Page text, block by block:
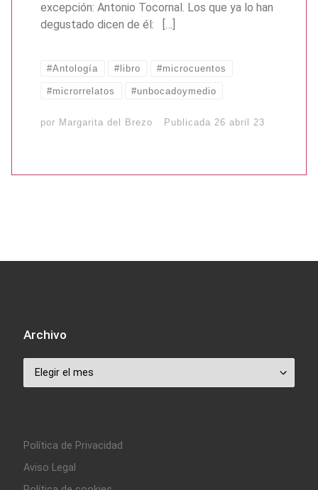
excepción: Antonio Tocornal. Los que ya lo han
degustado dicen de él: […]
#Antología #libro #microcuentos
#microrrelatos #unbocadoymedio
por Margarita del Brezo Publicada 26 abril 23
Archivo
Archivo
Política de Privacidad
Aviso Legal